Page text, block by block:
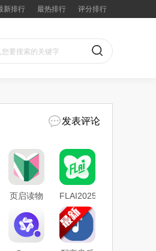
新排行 最热排行 评分排行
发表评论
页启读物
正式版下
载
FLAI2025
最新版官
方下载